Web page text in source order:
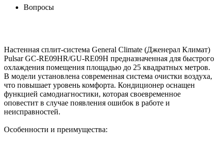
Вопросы
Настенная сплит-система General Climate (Дженерал Климат)
Pulsar GC-RE09HR/GU-RE09H предназначенная для быстрого
охлаждения помещения площадью до 25 квадратных метров.
В модели установлена современная система очистки воздуха,
что повышает уровень комфорта. Кондиционер оснащен
функцией самодиагностики, которая своевременное
оповестит в случае появления ошибок в работе и
неисправностей.
Особенности и преимущества: